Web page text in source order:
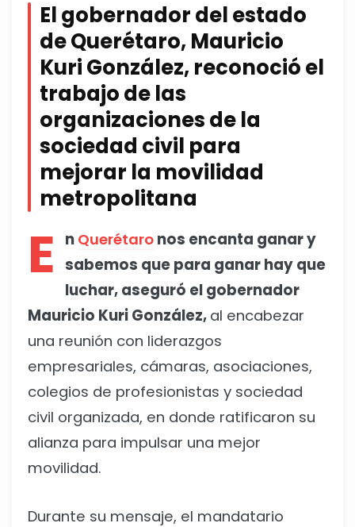
El gobernador del estado
de Querétaro, Mauricio
Kuri González, reconoció el
trabajo de las
organizaciones de la
sociedad civil para
mejorar la movilidad
metropolitana
E n Querétaro nos encanta ganar y
sabemos que para ganar hay que
luchar, aseguró el gobernador
Mauricio Kuri González, al encabezar
una reunión con liderazgos
empresariales, cámaras, asociaciones,
colegios de profesionistas y sociedad
civil organizada, en donde ratificaron su
alianza para impulsar una mejor
movilidad.
Durante su mensaje, el mandatario